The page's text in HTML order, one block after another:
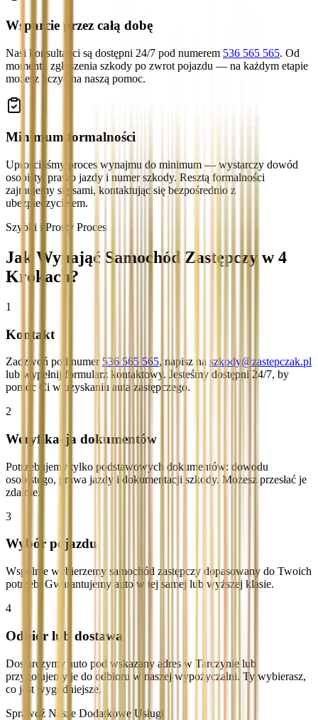
Wsparcie przez całą dobę
Nasi konsultanci są dostępni 24/7 pod numerem 536 565 565. Od
momentu zgłoszenia szkody po zwrot pojazdu — na każdym etapie
możesz liczyć na naszą pomoc.
Minimum formalności
Uprościliśmy proces wynajmu do minimum — wystarczy dowód
osobisty, prawo jazdy i numer szkody. Resztą formalności
zajmujemy się sami, kontaktując się bezpośrednio z
ubezpieczycielem.
Szybki i Prosty Proces
Jak Wynająć Samochód Zastępczy w 4
Krokach?
1
Kontakt
Zadzwoń pod numer 536 565 565, napisz na szkody@zastepczak.pl
lub wypełnij formularz kontaktowy. Jesteśmy dostępni 24/7, by
pomóc Ci w uzyskaniu auta zastępczego.
2
Weryfikacja dokumentów
Potrzebujemy tylko podstawowych dokumentów: dowodu
osobistego, prawa jazdy i dokumentacji szkody. Możesz przesłać je
zdalnie.
3
Wybór pojazdu
Wspólnie wybierzemy samochód zastępczy dopasowany do Twoich
potrzeb. Gwarantujemy auto w tej samej lub wyższej klasie.
4
Odbiór lub dostawa
Dostarczymy auto pod wskazany adres w Tarczynie lub
przygotujemy je do odbioru w naszej wypożyczalni. Ty wybierasz,
co jest wygodniejsze.
Sprawdź Nasze Dodatkowe Usługi